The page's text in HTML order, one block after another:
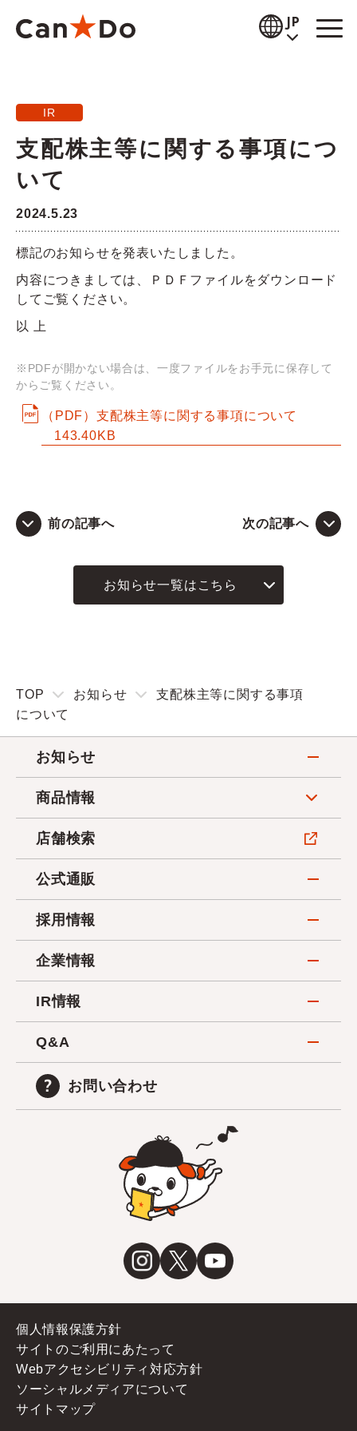
JP
お知らせ
商品情報
公式通販
採用情報
お問い合わせ
IR
支配株主等に関する事項につ
いて
2024.5.23
標記のお知らせを発表いたしました。
内容につきましては、ＰＤＦファイルをダウンロード
してご覧ください。
以 上
※PDFが開かない場合は、一度ファイルをお手元に保存して
からご覧ください。
（PDF）支配株主等に関する事項について
143.40KB
前の記事へ 次の記事へ
お知らせ一覧はこちら
TOP お知らせ
支配株主等に関する事項
について
お知らせ
商品情報
店舗検索
公式通販
採用情報
企業情報
IR情報
Q&A
お問い合わせ
個人情報保護方針
サイトのご利用にあたって
Webアクセシビリティ対応方針
ソーシャルメディアについて
サイトマップ